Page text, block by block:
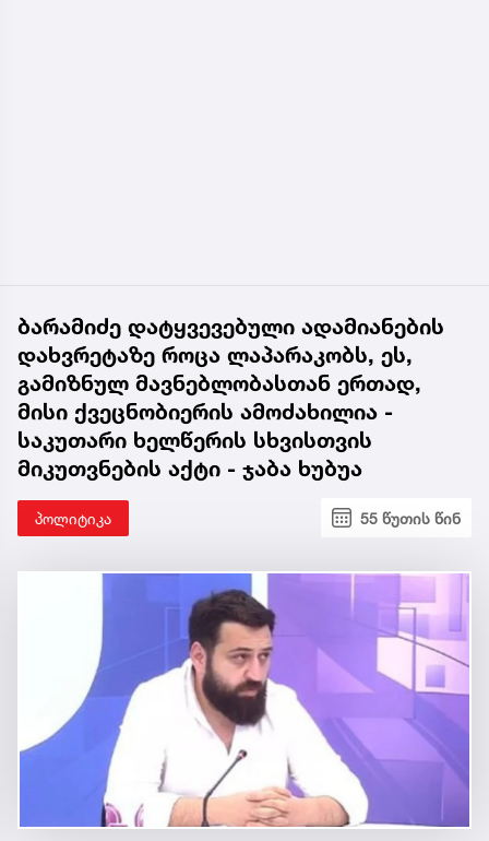
ბარამიძე დატყვევებული ადამიანების
დახვრეტაზე როცა ლაპარაკობს, ეს,
გამიზნულ მავნებლობასთან ერთად,
მისი ქვეცნობიერის ამოძახილია -
საკუთარი ხელწერის სხვისთვის
მიკუთვნების აქტი - ჯაბა ხუბუა
პოლიტიკა 55 წუთის წინ